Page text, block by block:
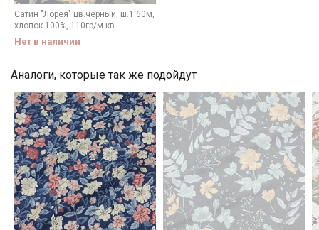
Сатин "Лорея" цв.черный, ш.1.60м,
хлопок-100%, 110гр/м.кв
Нет в наличии
Аналоги, которые так же подойдут
Мы публикуем здесь дополнительные
промокоды и скидки до 30% на узкие
Подписаться
Ознакомлен(а) сПолитикой обработки персональных
данныхи даюСогласие на обработку персональных
данных